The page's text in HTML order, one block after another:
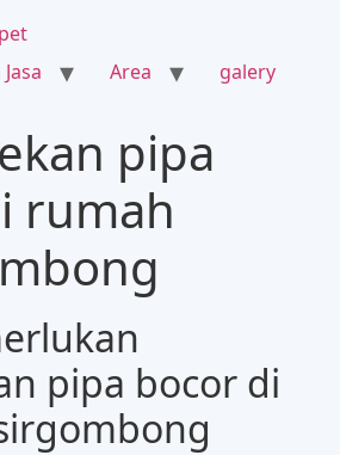
Area galery
pipa
rumah
pipa bocor di